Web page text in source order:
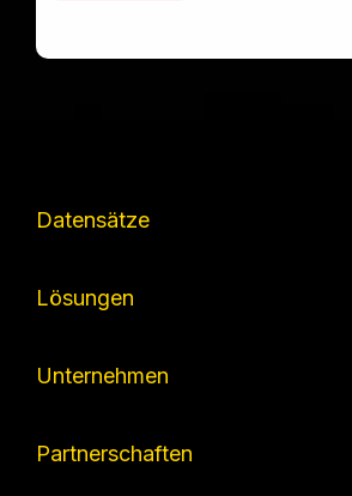
Datensätze
Lösungen
Unternehmen
Partnerschaften